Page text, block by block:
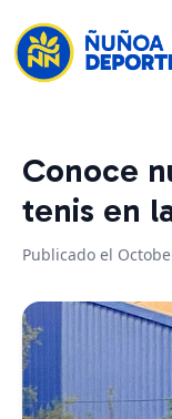
Conoce
tenis en
Publicado el